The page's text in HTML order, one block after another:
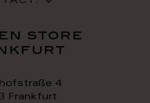
store
4
Frankfurt